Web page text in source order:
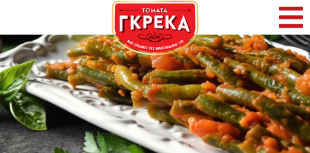
Αρχική
Η Γκρέκα
Προϊόντα